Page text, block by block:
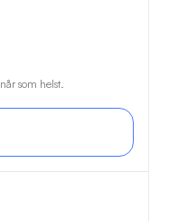
som helst.